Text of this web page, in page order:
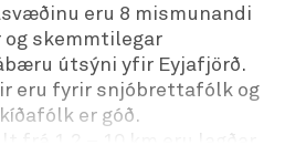
eru 8 mismunandi
skemmtilegar
útsýni yfir Eyjafjörð.
eru fyrir snjóbrettafólk og
er góð.